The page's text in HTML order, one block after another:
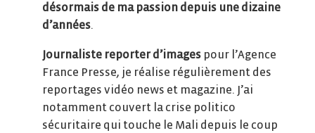
désormais de ma passion depuis une dizaine
d’années.
Journaliste reporter d’imagespour l’Agence
France Presse, je réalise régulièrement des
reportages vidéo news et magazine. J’ai
notamment couvert la crise politico
sécuritaire qui touche le Mali depuis le coup